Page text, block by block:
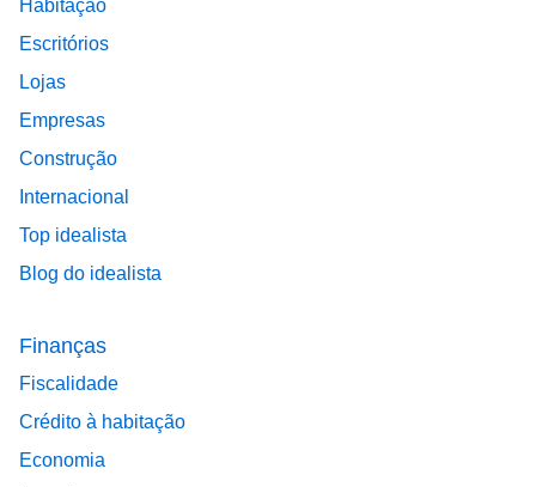
Habitação
Escritórios
Lojas
Empresas
Construção
Internacional
Top idealista
Blog do idealista
Finanças
Fiscalidade
Crédito à habitação
Economia